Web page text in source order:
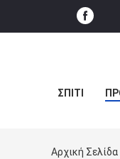
ΣΠΊΤΙ
Αρχική Σελίδα